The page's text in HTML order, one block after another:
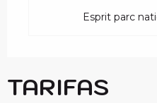
Esprit parc
TARIFAS